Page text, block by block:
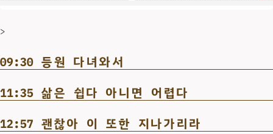
>
09:30 등원 다녀와서
11:35 삶은 쉽다 아니면 어렵다
12:57 괜찮아 이 또한 지나가리라